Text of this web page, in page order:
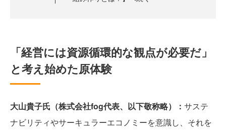
「経営には資源循環的な観点が必要だ」
と考え始めた原体験
大山貴子氏（株式会社fog代表、以下敬称略）： サステ
ナビリティやサーキュラーエコノミーを意識し、それを